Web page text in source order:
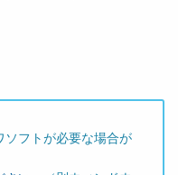
ソフトが必要な場合が